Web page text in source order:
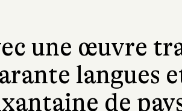
une œuvre
langues
de